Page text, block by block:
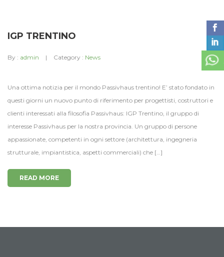
IGP TRENTINO
By : admin Category : News
Una ottima notizia per il mondo Passivhaus trentino! E’ stato fondato in
questi giorni un nuovo punto di riferimento per progettisti, costruttori e
clienti interessati alla filosofia Passivhaus: IGP Trentino, il gruppo di
interesse Passivhaus per la nostra provincia. Un gruppo di persone
appassionate, competenti in ogni settore (architettura, ingegneria
strutturale, impiantistica, aspetti commerciali) che […]
READ MORE